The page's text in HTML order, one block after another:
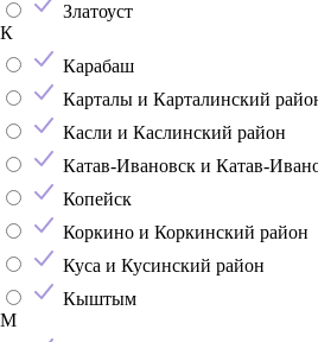
Златоуст
К
Карабаш
Карталы и Карталинский
Касли и Каслинский район
Катав-Ивановск и Катав-
Копейск
Коркино и Коркинский район
Куса и Кусинский район
Кыштым
М